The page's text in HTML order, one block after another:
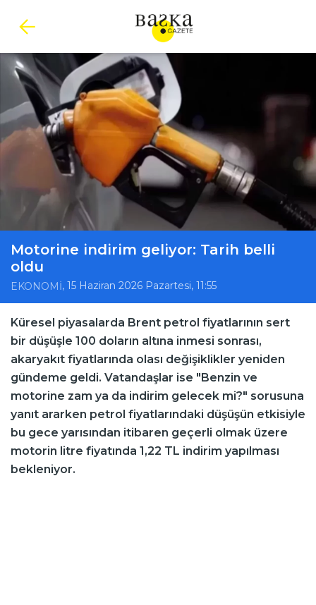
Motorine indirim geliyor: Tarih belli
oldu
EKONOMİ, 15 Haziran 2026 Pazartesi, 11:55
Küresel piyasalarda Brent petrol fiyatlarının sert
bir düşüşle 100 doların altına inmesi sonrası,
akaryakıt fiyatlarında olası değişiklikler yeniden
gündeme geldi. Vatandaşlar ise "Benzin ve
motorine zam ya da indirim gelecek mi?" sorusuna
yanıt ararken petrol fiyatlarındaki düşüşün etkisiyle
bu gece yarısından itibaren geçerli olmak üzere
motorin litre fiyatında 1,22 TL indirim yapılması
bekleniyor.